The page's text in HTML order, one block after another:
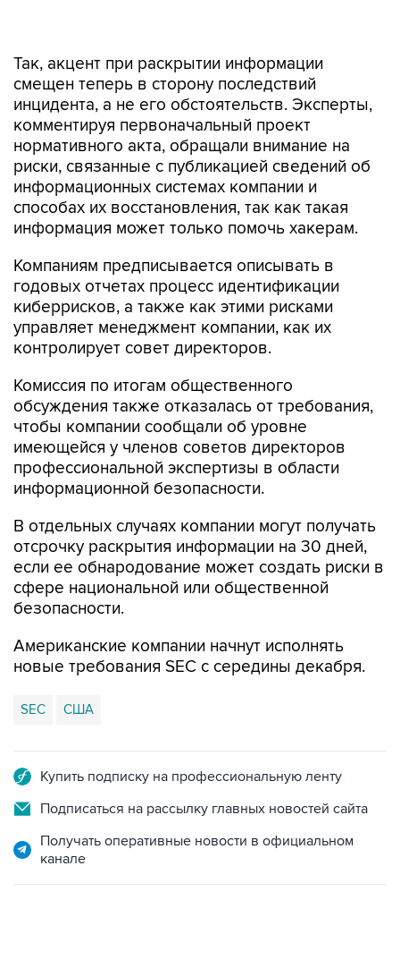
инцидента, а не его обстоятельств. Эксперты,
комментируя первоначальный проект
нормативного акта, обращали внимание на
риски, связанные с публикацией сведений об
информационных системах компании и
способах их восстановления, так как такая
информация может только помочь хакерам.
Компаниям предписывается описывать в
киберрисков, а также как этими рисками
управляет менеджмент компании, как их
контролирует совет директоров.
Комиссия по итогам общественного
чтобы компании сообщали об уровне
имеющейся у членов советов директоров
профессиональной экспертизы в области
информационной безопасности.
В отдельных случаях компании могут получать
если ее обнародование может создать риски в
сфере национальной или общественной
безопасности.
Американские компании начнут исполнять
SEC США
Подписаться на рассылку главных новостей сайта
Получать оперативные новости в официальном